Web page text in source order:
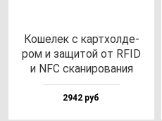
Коше­лек с кар­тхол­де­
ром и за­щи­той от RFID
и NFC ска­ни­ро­ва­ния
2942 руб